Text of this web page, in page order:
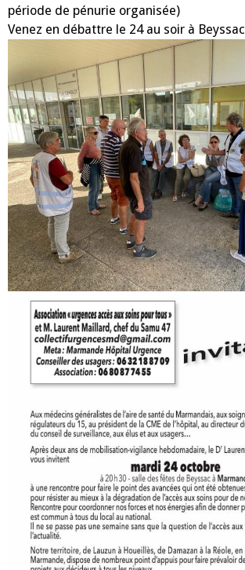
période de pénurie organisée)
Venez en débattre le 24 au soir à Beyssac